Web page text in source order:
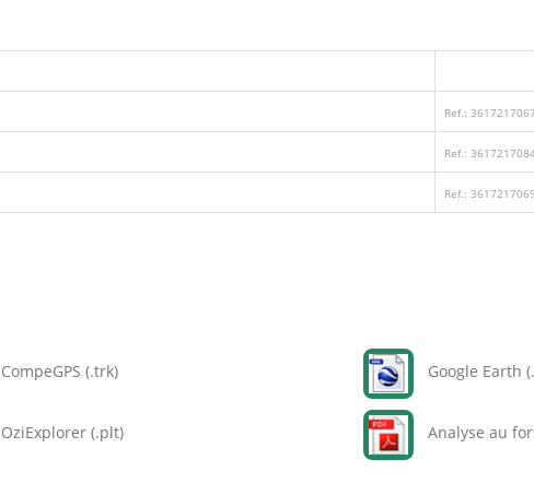
Ref.:
Ref.:
Ref.:
CompeGPS (.trk)
OziExplorer (.plt)
Google Earth
Analyse au